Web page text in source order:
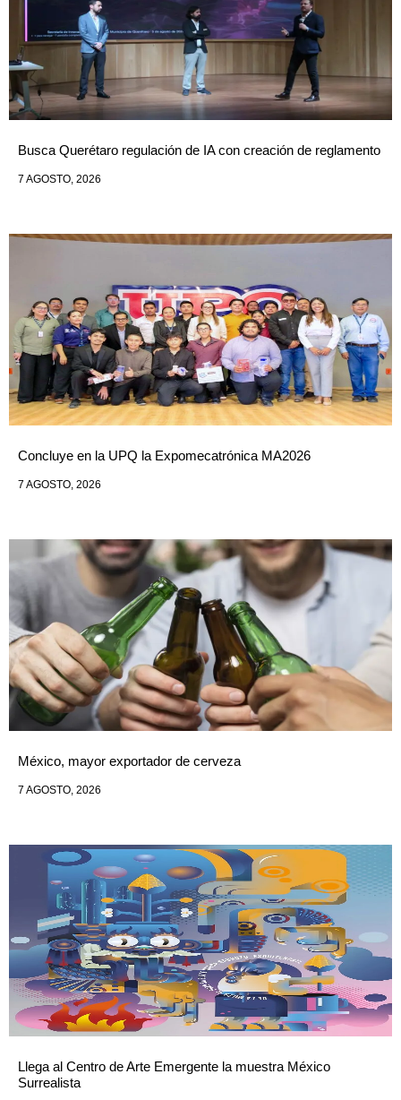
Busca Querétaro regulación de IA con creación de reglamento
7 AGOSTO, 2026
Concluye en la UPQ la Expomecatrónica MA2026
7 AGOSTO, 2026
México, mayor exportador de cerveza
7 AGOSTO, 2026
Llega al Centro de Arte Emergente la muestra México
Surrealista